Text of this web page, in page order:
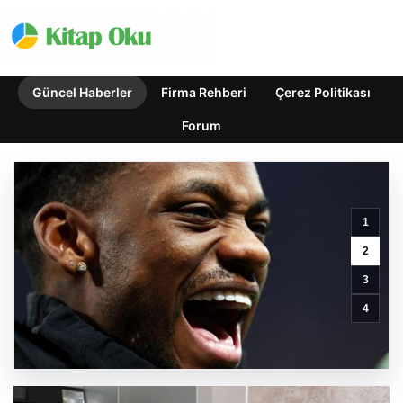
Güncel Haberler Firma Rehberi Çerez Politikası
Forum
1
2
3
4
Emekli
Maaşı
Ödemeleri
Ne
Zaman
Yapılacak?
Güncel
Takvim
ve
Detaylar